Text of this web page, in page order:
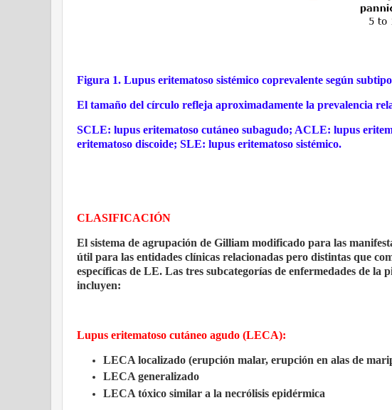
Figura 1. Lupus eritematoso sistémico coprevalente según
El tamaño del círculo refleja aproximadamente la prevalencia
SCLE: lupus eritematoso cutáneo subagudo; ACLE: lupus
eritematoso discoide; SLE: lupus eritematoso sistémico.
CLASIFICACIÓN
El sistema de agrupación de Gilliam modificado para las
útil para las entidades clínicas relacionadas pero distintas que
específicas de LE. Las tres subcategorías de enfermedades de la
incluyen:
Lupus eritematoso cutáneo agudo (LECA):
LECA localizado (erupción malar, erupción en alas de
LECA generalizado
LECA tóxico similar a la necrólisis epidérmica